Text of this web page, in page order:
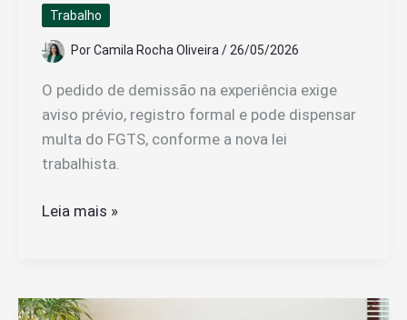
Trabalho
PorCamila Rocha Oliveira / 26/05/2026
O pedido de demissão na experiência exige
aviso prévio, registro formal e pode dispensar
multa do FGTS, conforme a nova lei
trabalhista.
Como
de
Leia mais »